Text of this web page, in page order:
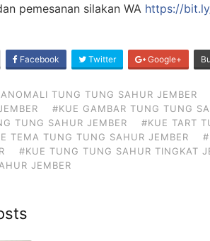
pemesanan silakan WA https://
Facebook Twitter Google+
TUNG TUNG SAHUR JEMBER
#KUE GAMBAR TUNG TUNG
TUNG SAHUR JEMBER
#KUE TART
TEMA TUNG TUNG SAHUR JEMBER
#KUE TUNG TUNG SAHUR TINGKAT
JEMBER